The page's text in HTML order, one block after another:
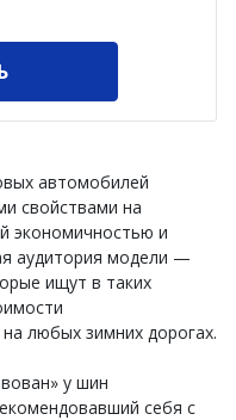
автомобилей
свойствами на
экономичностью и
аудитория модели —
ищут в таких
любых зимних дорогах.
у шин
себя с